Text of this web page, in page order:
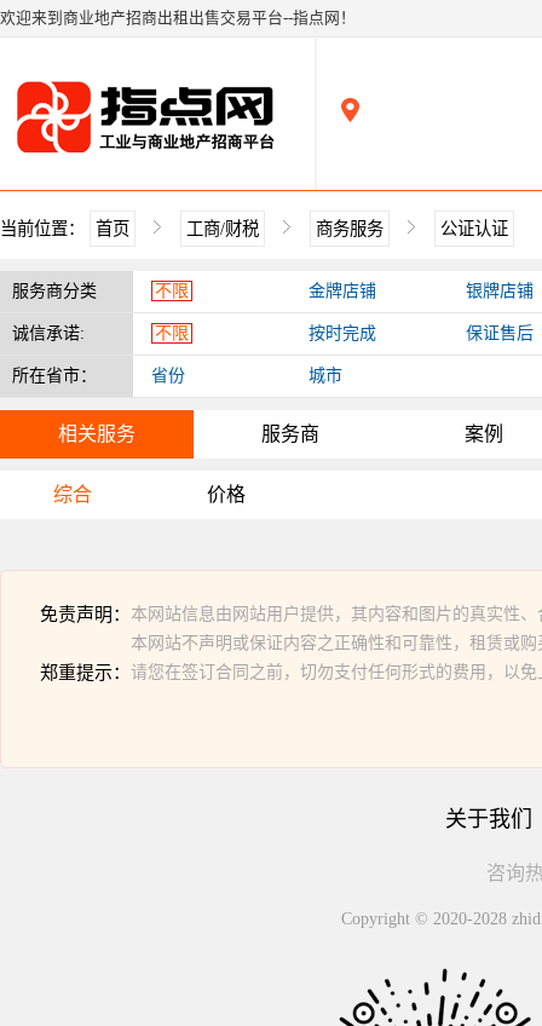
欢迎来到商业地产招商出租出售交易平台--指点网！
当前位置： 首页 工商/财税 商务服务 公证认证
服务商分类 不限 金牌店铺 银牌店铺
诚信承诺: 不限 按时完成 保证售后
所在省市： 省份 城市
相关服务 服务商 案例
综合 价格
免责声明： 本网站信息由网站用户提供，其内容和图片的真实性
本网站不声明或保证内容之正确性和可靠性，租赁或
郑重提示： 请您在签订合同之前，切勿支付任何形式的费用，以免
关于我们
咨询
Copyright © 2020-2028